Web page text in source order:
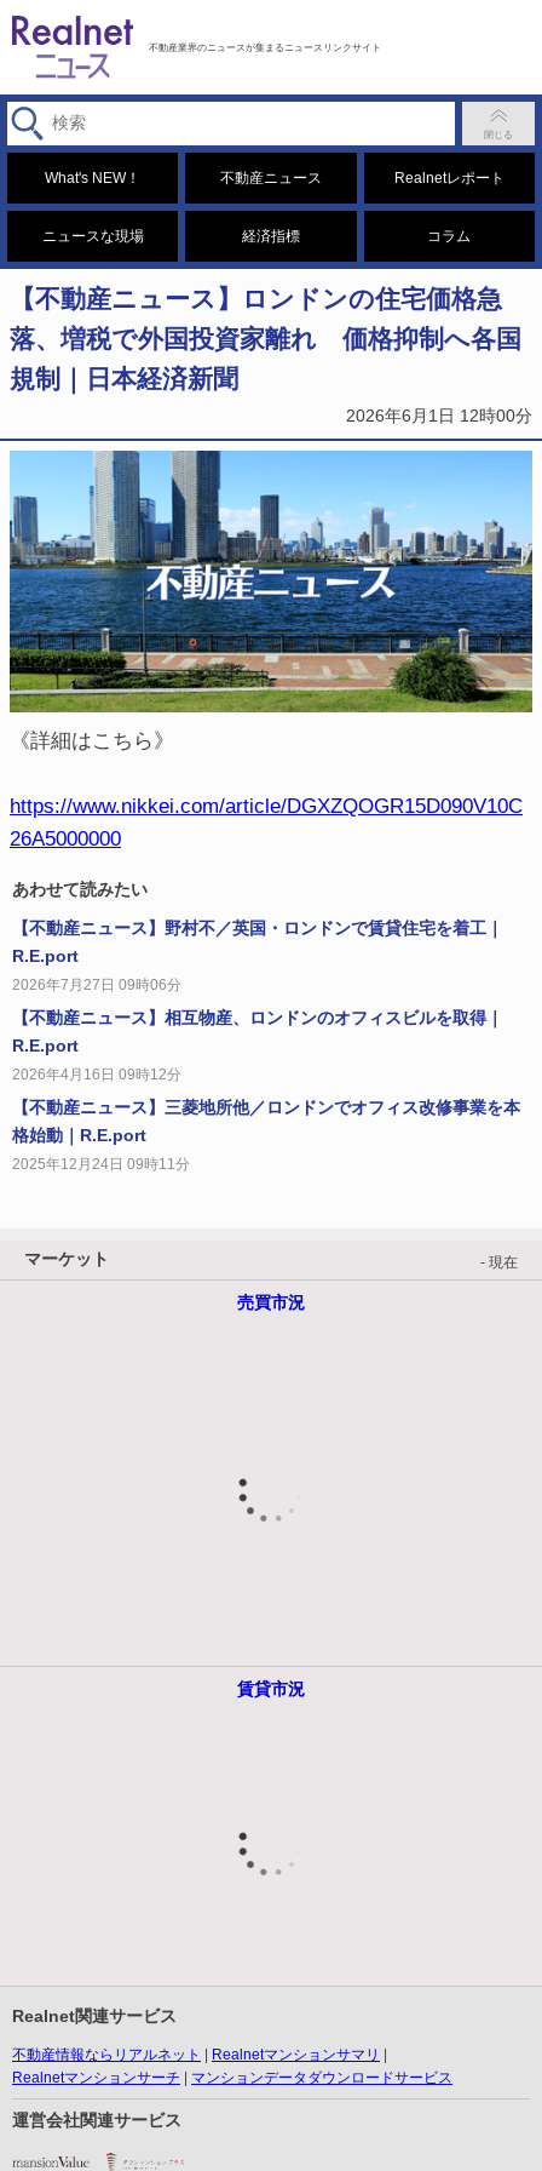
不動産業界のニュースが集まるニュースリンクサイト
What's NEW！ 不動産ニュース Realnetレポート
ニュースな現場 経済指標 コラム
【不動産ニュース】ロンドンの住宅価格急
落、増税で外国投資家離れ 価格抑制へ各国
規制｜日本経済新聞
2026年6月1日 12時00分
《詳細はこちら》
https://www.nikkei.com/article/DGXZQOGR15D090V10C
26A5000000
あわせて読みたい
【不動産ニュース】野村不／英国・ロンドンで賃貸住宅を着工｜
R.E.port
2026年7月27日 09時06分
【不動産ニュース】相互物産、ロンドンのオフィスビルを取得｜
R.E.port
2026年4月16日 09時12分
【不動産ニュース】三菱地所他／ロンドンでオフィス改修事業を本
格始動｜R.E.port
2025年12月24日 09時11分
マーケット - 現在
売買市況
賃貸市況
Realnet関連サービス
不動産情報ならリアルネット
Realnetマンションサマリ
Realnetマンションサーチ
マンションデータダウンロードサービス
運営会社関連サービス